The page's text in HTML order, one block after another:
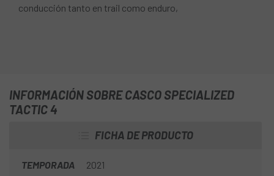
conducción tanto en trail como enduro,
INFORMACIÓN SOBRE CASCO SPECIALIZED
TACTIC 4
FICHA DE PRODUCTO
TEMPORADA 2021